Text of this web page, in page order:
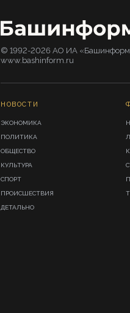
© 1992-2026 АО ИА
www.bashinform.ru
НОВОСТИ
ЭКОНОМИКА
ПОЛИТИКА
ОБЩЕСТВО
КУЛЬТУРА
СПОРТ
ПРОИСШЕСТВИЯ
ДЕТАЛЬНО